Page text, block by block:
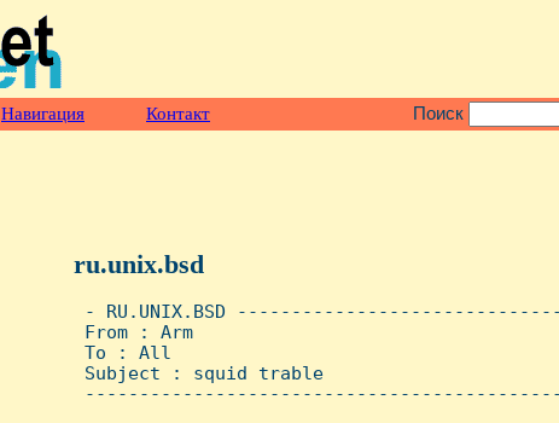
Навигация Контакт Поиск
ru.unix.bsd
- RU.UNIX.BSD
From : Arm
To : All
Subject : squid trable